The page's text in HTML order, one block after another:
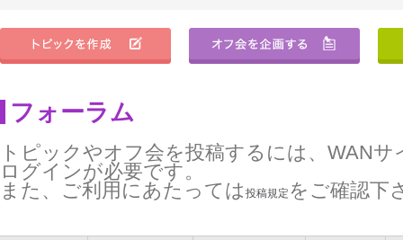
フォーラム
トピックやオフ会を投稿するには、WAN
ログインが必要です。
また、ご利用にあたっては 投稿規定 をご確認下